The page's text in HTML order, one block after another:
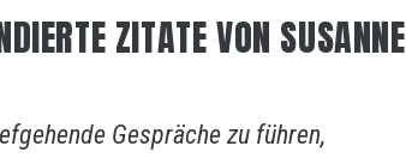
ZITATE VON SUSANNE
Gespräche zu führen,